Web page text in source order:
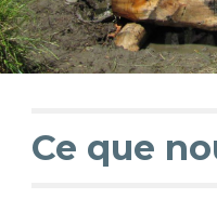
Ce que